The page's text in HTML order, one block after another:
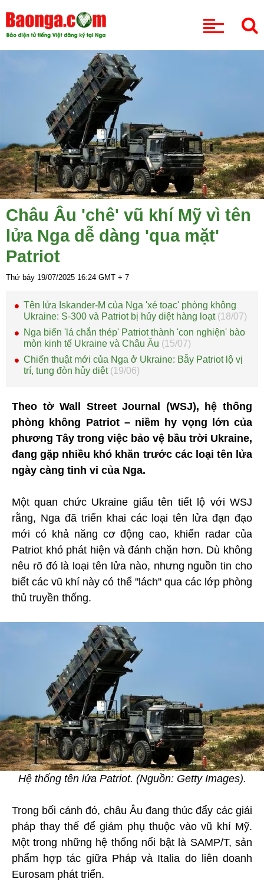
Châu Âu 'chê' vũ khí Mỹ vì tên
lửa Nga dễ dàng 'qua mặt'
Patriot
Thứ bảy 19/07/2025 16:24 GMT + 7
Tên lửa Iskander-M của Nga 'xé toạc' phòng không
Ukraine: S-300 và Patriot bị hủy diệt hàng loạt (18/07)
Nga biến 'lá chắn thép' Patriot thành 'con nghiện' bào
mòn kinh tế Ukraine và Châu Âu (15/07)
Chiến thuật mới của Nga ở Ukraine: Bẫy Patriot lộ vị
trí, tung đòn hủy diệt (19/06)
Theo tờ Wall Street Journal (WSJ), hệ thống
phòng không Patriot – niềm hy vọng lớn của
phương Tây trong việc bảo vệ bầu trời Ukraine,
đang gặp nhiều khó khăn trước các loại tên lửa
ngày càng tinh vi của Nga.
Một quan chức Ukraine giấu tên tiết lộ với WSJ
rằng, Nga đã triển khai các loại tên lửa đạn đạo
mới có khả năng cơ động cao, khiến radar của
Patriot khó phát hiện và đánh chặn hơn. Dù không
nêu rõ đó là loại tên lửa nào, nhưng nguồn tin cho
biết các vũ khí này có thể "lách" qua các lớp phòng
thủ truyền thống.
Hệ thống tên lửa Patriot. (Nguồn: Getty Images).
Trong bối cảnh đó, châu Âu đang thúc đẩy các giải
pháp thay thế để giảm phụ thuộc vào vũ khí Mỹ.
Một trong những hệ thống nổi bật là SAMP/T, sản
phẩm hợp tác giữa Pháp và Italia do liên doanh
Eurosam phát triển.